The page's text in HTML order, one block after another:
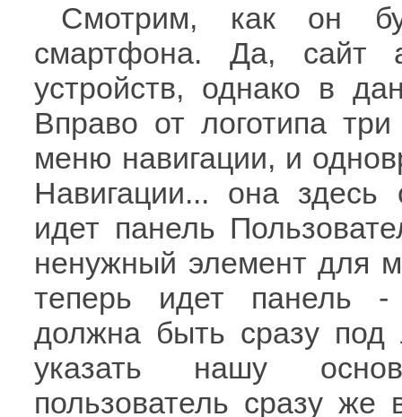
Смотрим, как он
смартфона. Да, сайт
устройств, однако в
Вправо от логотипа
меню навигации, и
Навигации... она
идет панель
ненужный элемент для
теперь идет панель -
должна быть сразу под
указать нашу
пользователь сразу же